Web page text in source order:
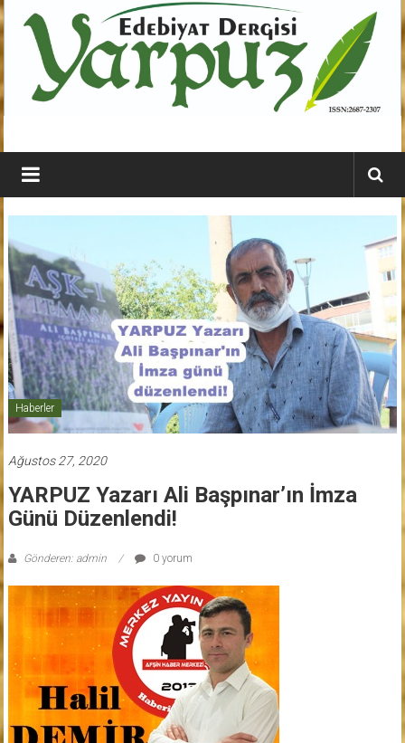
İçeriğe
geç
YARPUZ
Edebiyat
Dergisi
Kahramanmaraş'ın
En
Etkili
Edebiyat
Dergisi
Haberler
Ağustos 27, 2020
YARPUZ Yazarı Ali Başpınar’ın İmza
Günü Düzenlendi!
Gönderen: admin 0 yorum